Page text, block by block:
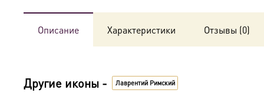
Описание Характеристики Отзывы (0)
Другие иконы - Лаврентий Римский